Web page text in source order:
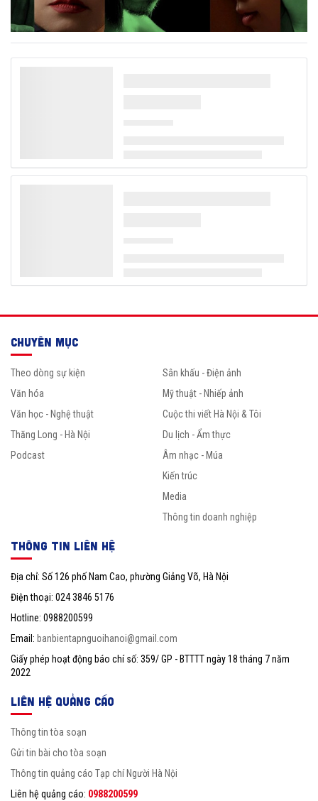
CHUYÊN MỤC
Theo dòng sự kiện
Văn hóa
Văn học - Nghệ thuật
Thăng Long - Hà Nội
Podcast
Sân khấu - Điện ảnh
Mỹ thuật - Nhiếp ảnh
Cuộc thi viết Hà Nội & Tôi
Du lịch - Ẩm thực
Âm nhạc - Múa
Kiến trúc
Media
Thông tin doanh nghiệp
THÔNG TIN LIÊN HỆ
Địa chỉ: Số 126 phố Nam Cao, phường Giảng Võ, Hà Nội
Điện thoại: 024 3846 5176
Hotline: 0988200599
Email: banbientapnguoihanoi@gmail.com
Giấy phép hoạt động báo chí số: 359/ GP - BTTTT ngày 18 tháng 7 năm
2022
LIÊN HỆ QUẢNG CÁO
Thông tin tòa soạn
Gửi tin bài cho tòa soạn
Thông tin quảng cáo Tạp chí Người Hà Nội
Liên hệ quảng cáo: 0988200599